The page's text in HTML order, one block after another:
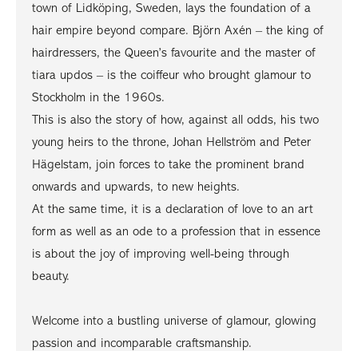
town of Lidköping, Sweden, lays the foundation of a
hair empire beyond compare. Björn Axén – the king of
hairdressers, the Queen’s favourite and the master of
tiara updos – is the coiffeur who brought glamour to
Stockholm in the 1960s.
This is also the story of how, against all odds, his two
young heirs to the throne, Johan Hellström and Peter
Hägelstam, join forces to take the prominent brand
onwards and upwards, to new heights.
At the same time, it is a declaration of love to an art
form as well as an ode to a profession that in essence
is about the joy of improving well-being through
beauty.
Welcome into a bustling universe of glamour, glowing
passion and incomparable craftsmanship.